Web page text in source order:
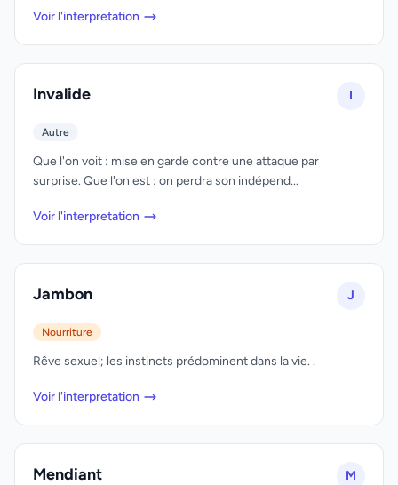
Voir l'interpretation
Invalide I
Autre
Que l'on voit : mise en garde contre une attaque par
surprise. Que l'on est : on perdra son indépend...
Voir l'interpretation
Jambon J
Nourriture
Rêve sexuel; les instincts prédominent dans la vie. .
Voir l'interpretation
Mendiant M